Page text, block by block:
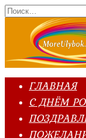
Перейти
к
содержанию
Search
for:
ГЛАВНАЯ
С ДНЁМ